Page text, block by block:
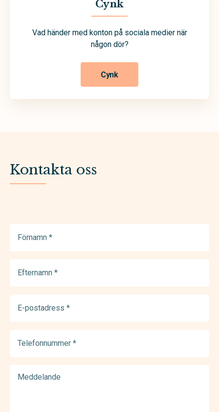
Cynk
Vad händer med konton på sociala medier när
någon dör?
Cynk
Kontakta oss
(Required)
(Required)
postadress
(Required)